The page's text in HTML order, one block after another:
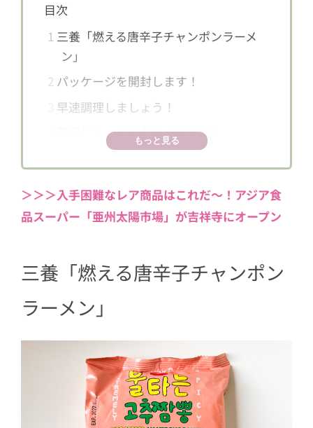
目次
1 三養「燃える唐辛子チャンポンラーメ
ン」
2 パッケージを開封します！
早速調理しましょう！
贅沢にムール貝をトッピング！
6 パッケージは可愛いけど、中身は本格
派韓国チャンポン
もっと見る
＞＞＞入手困難なレア商品はこれだ〜！アジア食
品スーパー「亜州太陽市場」が吉祥寺にオープン
三養「燃える唐辛子チャンポン
ラーメン」